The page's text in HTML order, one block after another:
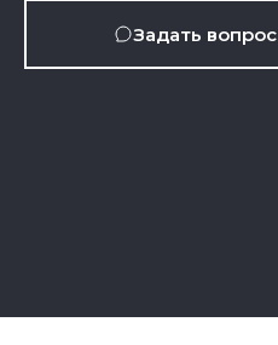
Задать вопрос